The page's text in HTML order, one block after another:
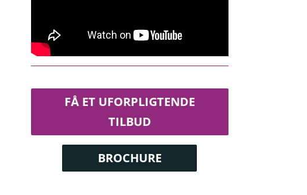
FÅ ET UFORPLIGTENDE
TILBUD
BROCHURE